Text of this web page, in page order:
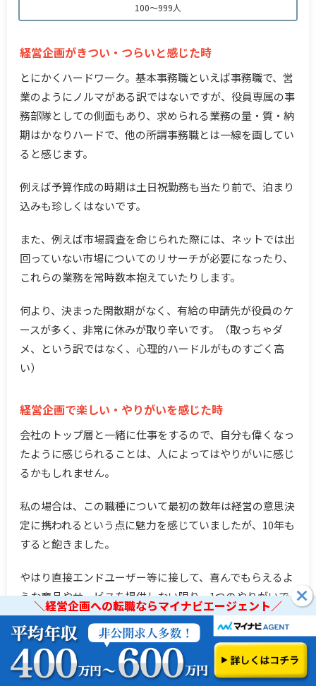
＼経営企画への転職ならマイナビエージェント／
＼経営企画への転職ならマイナビエージェント／
100～999人
経営企画がきつい・つらいと感じた時
とにかくハードワーク。基本事務職といえば事務職で、営
業のようにノルマがある訳ではないですが、役員専属の事
務部隊としての側面もあり、求められる業務の量・質・納
期はかなりハードで、他の所謂事務職とは一線を画してい
ると感じます。
例えば予算作成の時期は土日祝勤務も当たり前で、泊まり
込みも珍しくはないです。
また、例えば市場調査を命じられた際には、ネットでは出
回っていない市場についてのリサーチが必要になったり、
これらの業務を常時数本抱えていたりします。
何より、決まった閑散期がなく、有給の申請先が役員のケ
ースが多く、非常に休みが取り辛いです。（取っちゃダ
メ、という訳ではなく、心理的ハードルがものすごく高
い）
経営企画で楽しい・やりがいを感じた時
会社のトップ層と一緒に仕事をするので、自分も偉くなっ
たように感じられることは、人によってはやりがいに感じ
るかもしれません。
私の場合は、この職種について最初の数年は経営の意思決
定に携われるという点に魅力を感じていましたが、10年も
すると飽きました。
やはり直接エンドユーザー等に接して、喜んでもらえるよ
うな商品やサービスを提供しない限り、1つのやりがいで
は人間飽きるものなんだなと思います。今は他職種と比べ
て給料が高いという点にのみ価値を感じています。
1日のスケジュール例